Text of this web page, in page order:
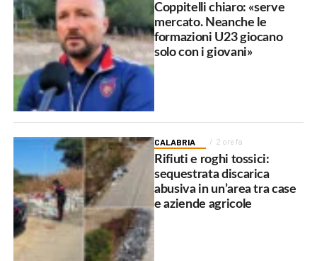
Coppitelli chiaro: «serve
mercato. Neanche le
formazioni U23 giocano
solo con i giovani»
CALABRIA 2 ore fa
Rifiuti e roghi tossici:
sequestrata discarica
abusiva in un’area tra case
e aziende agricole